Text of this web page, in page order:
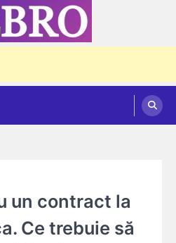
un contract la
Ce trebuie să